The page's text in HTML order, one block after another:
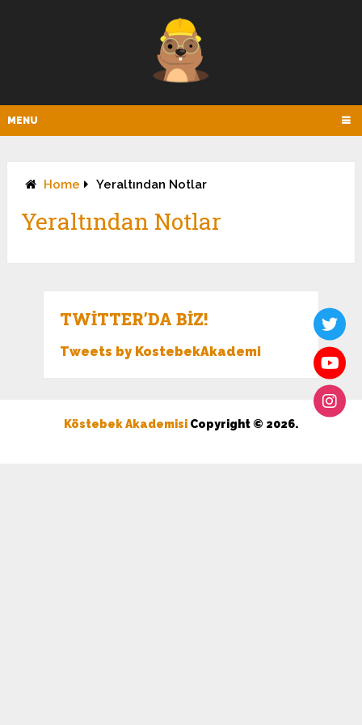
MENU
Home Yeraltından Notlar
Yeraltından Notlar
TWITTER’DA BIZ!
Tweets by KostebekAkademi
Köstebek AkademisiCopyright © 2026.